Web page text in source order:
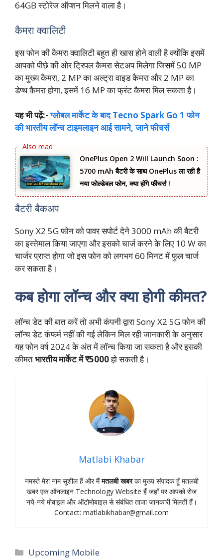
64GB स्टोरेज ऑप्शन मिलने वाला है।
कैमरा क्वालिटी
इस फोन की कैमरा क्वालिटी बहुत ही खास होने वाली है क्योंकि इसमें
आपको पीछे की ओर ट्रिपल कैमरा सेटअप मिलेगा जिसमें 50 MP
का मुख्य कैमरा, 2 MP का अल्ट्रा वाइड कैमरा और 2 MP का
डेप्थ कैमरा होगा, इसमें 16 MP का फ्रंट कैमरा मिल सकता है।
यह भी पढ़ें:-ग्लोबल मार्केट के बाद Tecno Spark Go 1 फोन
की भारतीय लॉन्च टाइमलाइन आई सामने, जाने फीचर्स
OnePlus Open 2 Will Launch Soon :
5700 mAh बैटरी के साथ OnePlus ला रही है
नया फोल्डेबल फोन, क्या होंगे फीचर्स !
बैटरी बैकअप
Sony X2 5G फोन को पावर सपोर्ट देने 3000 mAh की बैटरी
का इस्तेमाल किया जाएगा और इसको चार्ज करने के लिए 10 W का
चार्जर प्राप्त होगा जो इस फोन को लगभग 60 मिनट में फुल चार्ज
कर सकता है।
कब होगा लॉन्च और क्या होगी कीमत?
लॉन्च डेट की बात करें तो अभी कंपनी द्वारा Sony X2 5G फोन की
लॉन्च डेट कंफर्म नहीं की गई लेकिन मिल रही जानकारी के अनुसार
यह फोन वर्ष 2024 के अंत में लॉन्च किया जा सकता है और इसकी
कीमतभारतीय मार्केट में ₹5000हो सकती है।
Matlabi Khabar
नमस्‍ते मेरा नाम सुशील हैं और मैंमतलबी खबरका मुख्‍य संपादक हूँ मतलबी
खबर एक ऑनलाइन Technology Website हैं जहॉं पर आपको रोज
नये-नये मोबाइल और ऑटोमोबाइल से संबंधित ताजा जानकारी मिलती हैं।
Contact: matlabikhabar@gmail.com
Categories
Upcoming Mobile